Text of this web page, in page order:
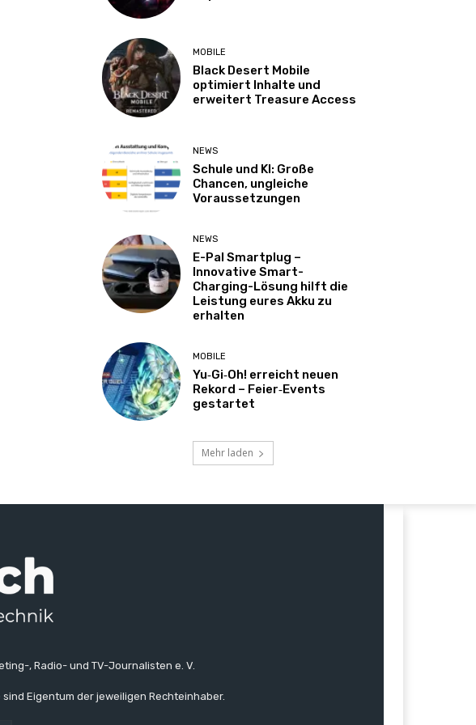
MOBILE
Black Desert Mobile
optimiert Inhalte und
erweitert Treasure Access
NEWS
Schule und KI: Große
Chancen, ungleiche
Voraussetzungen
NEWS
E-Pal Smartplug –
Innovative Smart-
Charging-Lösung hilft die
Leistung eures Akku zu
erhalten
MOBILE
Yu‑Gi‑Oh! erreicht neuen
Rekord – Feier‑Events
gestartet
Mehr laden
, Radio- und TV-Journalisten e. V.
Eigentum der jeweiligen Rechteinhaber.